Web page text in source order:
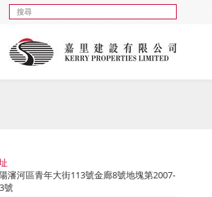
瀋河區青年大街113號金廊8號地塊第2007-
號